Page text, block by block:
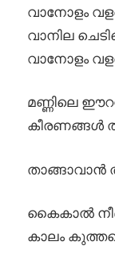
വാനോളം
വാനില
വാനോളം
മണ്ണിലെ
കീരണങ്ങൾ
താങ്ങാവാൻ
കൈകാൽ
കാലം